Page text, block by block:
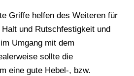
Griffe helfen des Weiteren für
und Rutschfestigkeit und
Umgang mit dem
sollte die
eine gute Hebel-, bzw.